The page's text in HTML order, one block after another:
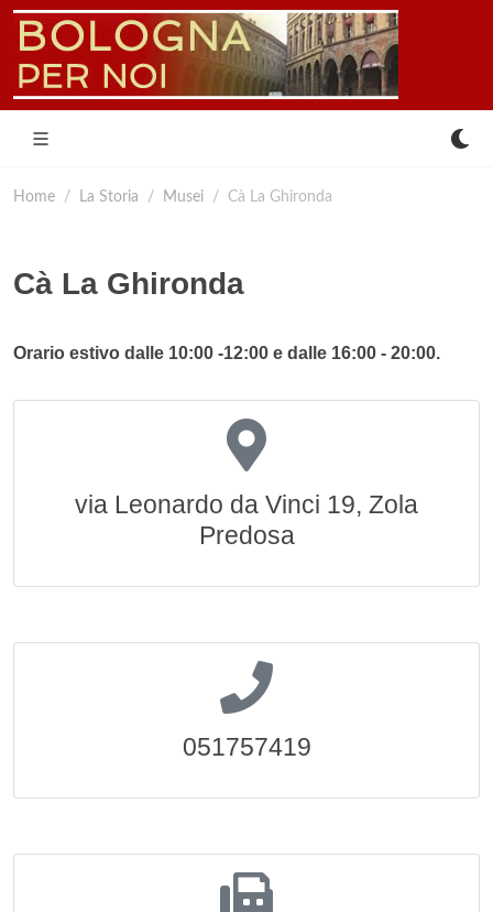
Home La Storia Musei Cà La Ghironda
Cà La Ghironda
Orario estivo dalle 10:00 -12:00 e dalle 16:00 - 20:00.
via Leonardo da Vinci 19, Zola
Predosa
051757419